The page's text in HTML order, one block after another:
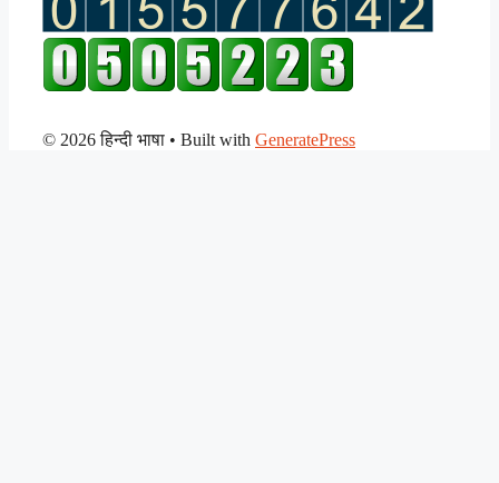
© 2026 हिन्दी भाषा • Built with GeneratePress